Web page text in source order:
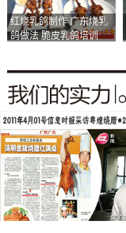
红烧乳鸽制作 广东烧乳
鸽做法 脆皮乳鸽培训